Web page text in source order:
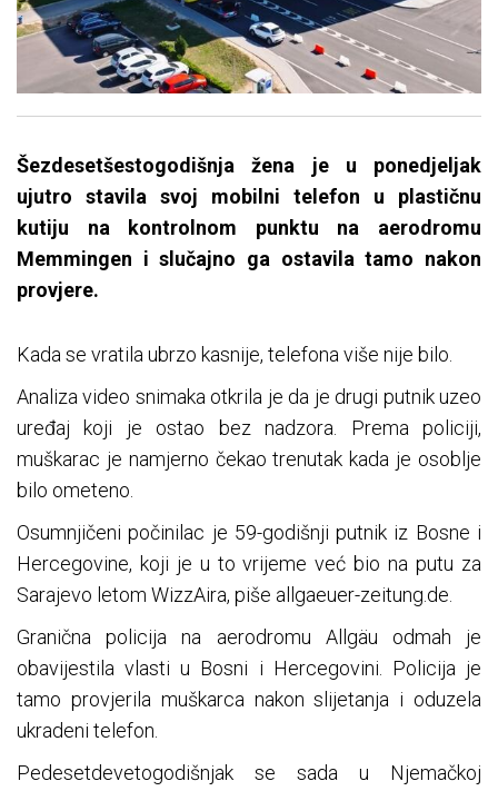
Šezdesetšestogodišnja žena je u ponedjeljak
ujutro stavila svoj mobilni telefon u plastičnu
kutiju na kontrolnom punktu na aerodromu
Memmingen i slučajno ga ostavila tamo nakon
provjere.
Kada se vratila ubrzo kasnije, telefona više nije bilo.
Analiza video snimaka otkrila je da je drugi putnik uzeo
uređaj koji je ostao bez nadzora. Prema policiji,
muškarac je namjerno čekao trenutak kada je osoblje
bilo ometeno.
Osumnjičeni počinilac je 59-godišnji putnik iz Bosne i
Hercegovine, koji je u to vrijeme već bio na putu za
Sarajevo letom WizzAira, piše allgaeuer-zeitung.de.
Granična policija na aerodromu Allgäu odmah je
obavijestila vlasti u Bosni i Hercegovini. Policija je
tamo provjerila muškarca nakon slijetanja i oduzela
ukradeni telefon.
Pedesetdevetogodišnjak se sada u Njemačkoj